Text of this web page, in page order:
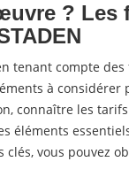
? Les
tenant compte des
à considérer
connaître les
éléments
vous pouvez